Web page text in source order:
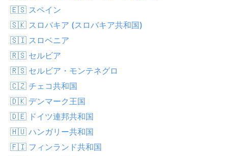
🇪🇸 スペイン
🇸🇰 スロバキア (スロバキア共和国)
🇸🇮 スロベニア
🇷🇸 セルビア
🇷🇸 セルビア・モンテネグロ
🇨🇿 チェコ共和国
🇩🇰 デンマーク王国
🇩🇪 ドイツ連邦共和国
🇭🇺 ハンガリー共和国
🇫🇮 フィンランド共和国